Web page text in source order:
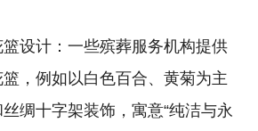
设计：一些殡葬服务机构提供
，例如以白色百合、黄菊为主
绸十字架装饰，寓意“纯洁与永